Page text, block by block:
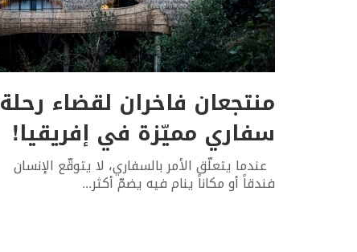
منتجعان فاخران لقضاء رحلة
سفاري مميّزة في إفريقيا!
عندما يتعلّق الأمر بالسفاري، لا يتوقّع الإنسان
فندقاً أو مكاناً ينام فيه يضمّ أكثر...